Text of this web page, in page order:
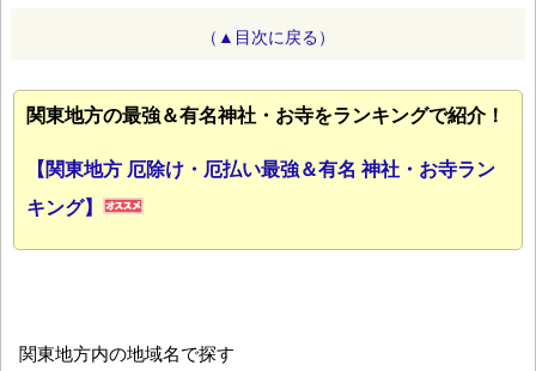
（▲目次に戻る）
関東地方の最強＆有名神社・お寺をランキングで紹介！
【関東地方 厄除け・厄払い最強＆有名 神社・お寺ラン
キング】
関東地方内の地域名で探す